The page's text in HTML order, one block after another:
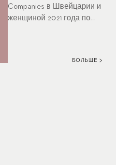
Companies в Швейцарии и
женщиной 2021 года по
SPEAKING. Она работает в
БОЛЬШЕ